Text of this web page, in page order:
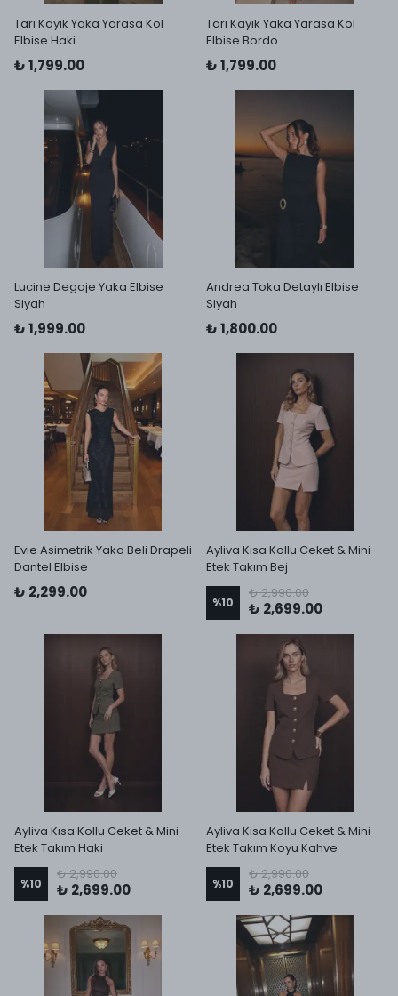
Tari Kayık Yaka Yarasa Kol
Elbise Haki
₺ 1,799.00
Tari Kayık Yaka Yarasa Kol
Elbise Bordo
₺ 1,799.00
Lucine Degaje Yaka Elbise
Siyah
₺ 1,999.00
Andrea Toka Detaylı Elbise
Siyah
₺ 1,800.00
Evie Asimetrik Yaka Beli Drapeli
Dantel Elbise
₺ 2,299.00
Ayliva Kısa Kollu Ceket & Mini
Etek Takım Bej
%10
₺ 2,990.00
₺ 2,699.00
Ayliva Kısa Kollu Ceket & Mini
Etek Takım Haki
%10
₺ 2,990.00
₺ 2,699.00
Ayliva Kısa Kollu Ceket & Mini
Etek Takım Koyu Kahve
%10
₺ 2,990.00
₺ 2,699.00